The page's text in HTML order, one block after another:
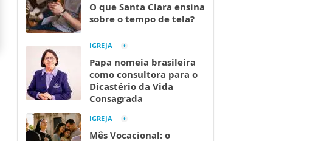
O que Santa Clara ensina
sobre o tempo de tela?
IGREJA
Papa nomeia brasileira
como consultora para o
Dicastério da Vida
Consagrada
IGREJA
Mês Vocacional: o